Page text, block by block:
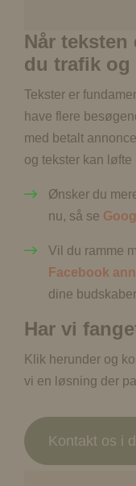
Når
du trafik og
Tekster er
have flere
med betalt
og tekster kan
Ønsker du
nu, så se
Vil du ramme
Facebook
dine
Har vi
Klik herunder og
vi en løsning der
Kontakt os i